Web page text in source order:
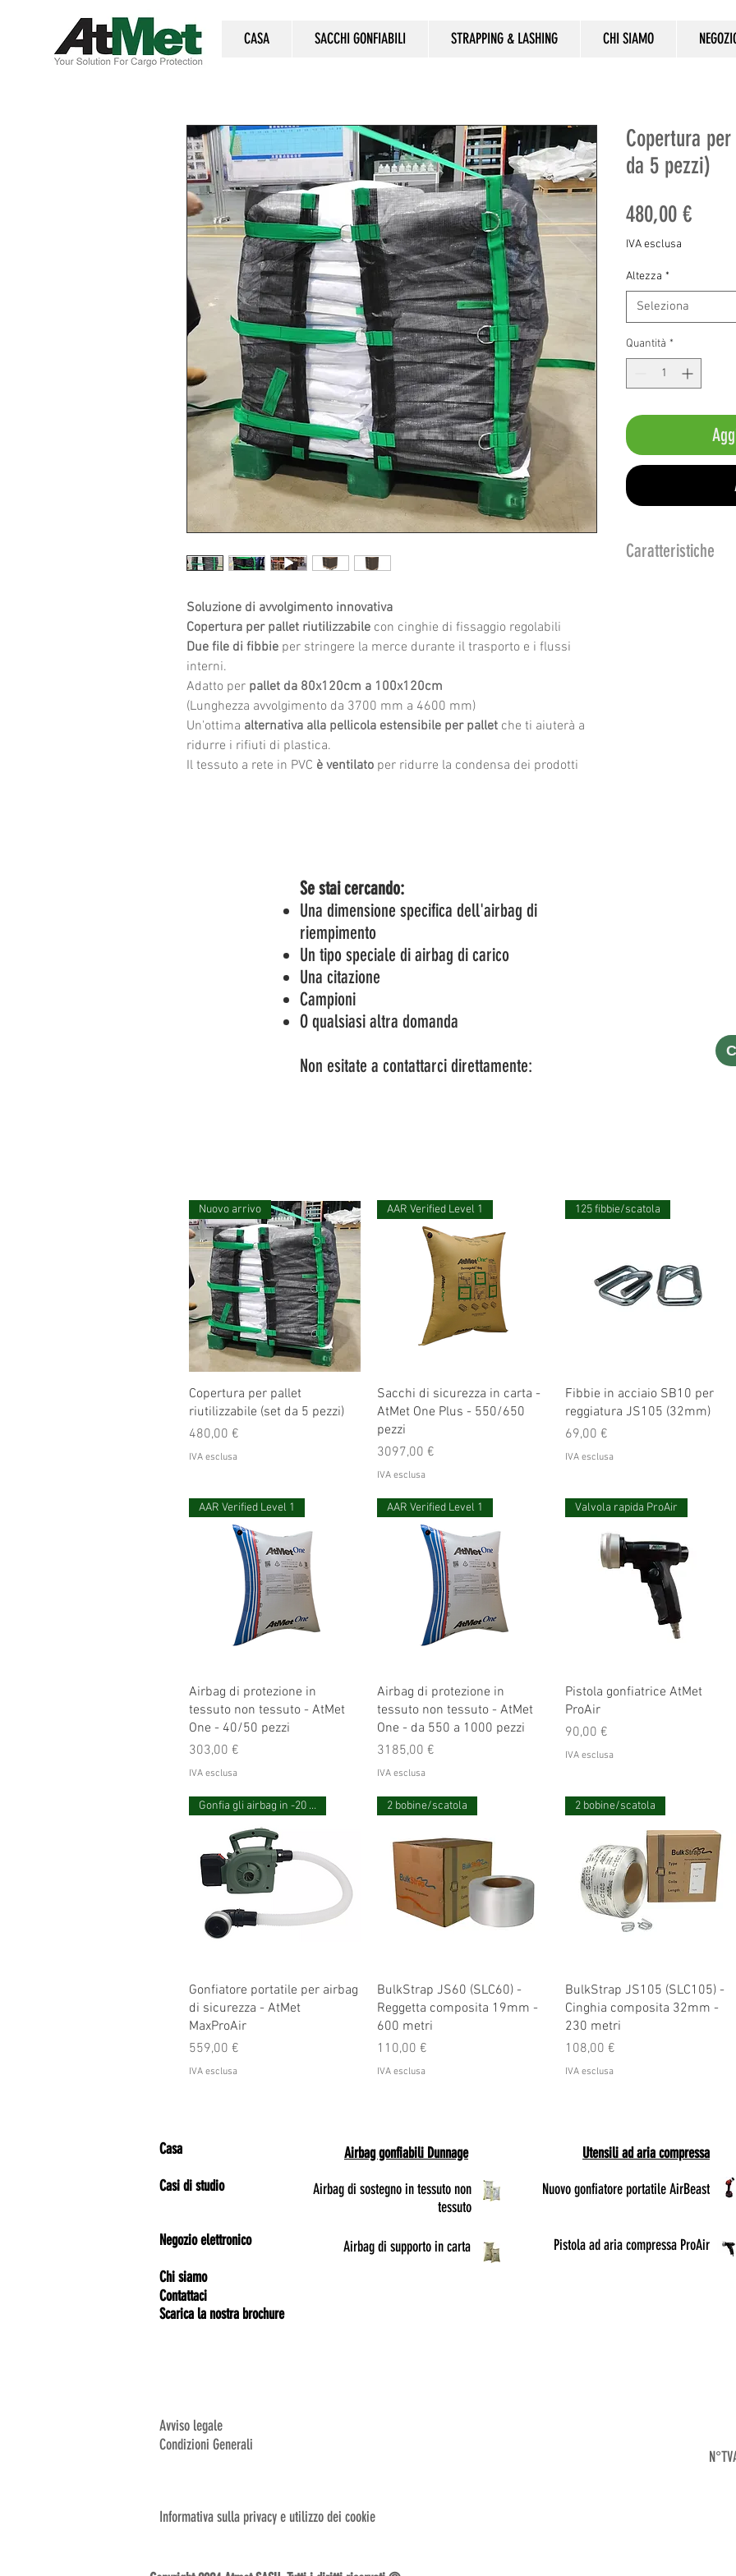
CASA SACCHI GONFIABILI STRAPPING & LASHING CHI SIAMO
Soluzione di avvolgimento innovativa
Copertura per pallet riutilizzabile con cinghie di fissaggio regolabili
Due file di fibbie per stringere la merce durante il trasporto e i flussi
interni.
Adatto per pallet da 80x120cm a 100x120cm
(Lunghezza avvolgimento da 3700 mm a 4600 mm)
Un'ottima alternativa alla pellicola estensibile per pallet che ti aiuterà a
ridurre i rifiuti di plastica.
Il tessuto a rete in PVC è ventilato per ridurre la condensa dei prodotti
Copertura
da 5 pezzi)
480,00 €Prezzo
IVA esclusa
Altezza *
Seleziona
Quantità *
Caratteristiche
Se stai cercando:
Una dimensione specifica dell'airbag di
riempimento
Un tipo speciale di airbag di carico
Una citazione
Campioni
O qualsiasi altra domanda
Non esitate a contattarci direttamente:
Nuovo arrivo
Copertura per pallet
riutilizzabile (set da 5 pezzi)
Prezzo
480,00 €
IVA esclusa
AAR Verified Level 1
Sacchi di sicurezza in carta -
AtMet One Plus - 550/650
pezzi
Prezzo
3097,00 €
IVA esclusa
125 fibbie/scatola
Fibbie in acciaio SB10 per
reggiatura JS105 (32mm)
Prezzo
69,00 €
IVA esclusa
AAR Verified Level 1
Airbag di protezione in
tessuto non tessuto - AtMet
One - 40/50 pezzi
Prezzo
303,00 €
IVA esclusa
AAR Verified Level 1
Airbag di protezione in
tessuto non tessuto - AtMet
One - da 550 a 1000 pezzi
Prezzo
3185,00 €
IVA esclusa
Valvola rapida ProAir
Pistola gonfiatrice AtMet
ProAir
Prezzo
90,00 €
IVA esclusa
Gonfia gli airbag in -20 secondi
Gonfiatore portatile per airbag
di sicurezza - AtMet
MaxProAir
Prezzo
559,00 €
IVA esclusa
2 bobine/scatola
BulkStrap JS60 (SLC60) -
Reggetta composita 19mm -
600 metri
Prezzo
110,00 €
IVA esclusa
2 bobine/scatola
BulkStrap JS105 (SLC105) -
Cinghia composita 32mm -
230 metri
Prezzo
108,00 €
IVA esclusa
Casa
Casi di studio
Negozio elettronico
Airbag gonfiabili Dunnage
Airbag di sostegno in tessuto non
tessuto
Airbag di supporto in carta
Utensili ad aria compressa
Nuovo gonfiatore portatile AirBeast
Pistola ad aria compressa ProAir
Chi siamo
Contattaci
Scarica la nostra brochure
Avviso legale
Condizioni Generali
Informativa sulla privacy e utilizzo dei cookie